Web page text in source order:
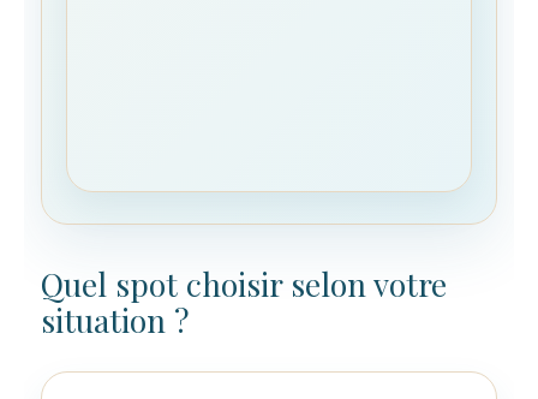
Quel spot choisir selon votre
situation ?